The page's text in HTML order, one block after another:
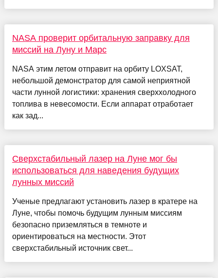
NASA проверит орбитальную заправку для
миссий на Луну и Марс
NASA этим летом отправит на орбиту LOXSAT,
небольшой демонстратор для самой неприятной
части лунной логистики: хранения сверххолодного
топлива в невесомости. Если аппарат отработает
как зад...
Сверхстабильный лазер на Луне мог бы
использоваться для наведения будущих
лунных миссий
Ученые предлагают установить лазер в кратере на
Луне, чтобы помочь будущим лунным миссиям
безопасно приземляться в темноте и
ориентироваться на местности. Этот
сверхстабильный источник свет...